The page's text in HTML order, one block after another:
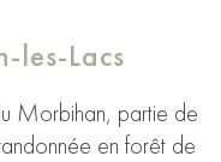
les-Lacs
Morbihan, partie de
en forêt de